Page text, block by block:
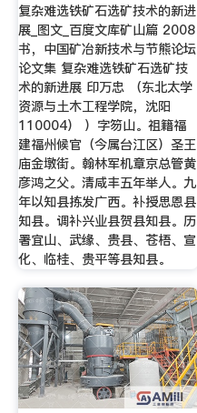
复杂难选铁矿石选矿技术的新进
展_图文_百度文库矿山篇 2008
书，中国矿冶新技术与节熊论坛
论文集 复杂难选铁矿石选矿技
术的新进展 印万忠 （东北太学
资源与土木工程学院，沈阳
110004） ）字笏山。祖籍福
建福州候官（今属台江区）圣王
庙金墩街。翰林军机章京总管黄
彦鸿之父。清咸丰五年举人。九
年以知县拣发广西。补授思恩县
知县。调补兴业县贺县知县。历
署宜山、武缘、贵县、苍梧、宣
化、临桂、贵平等县知县。